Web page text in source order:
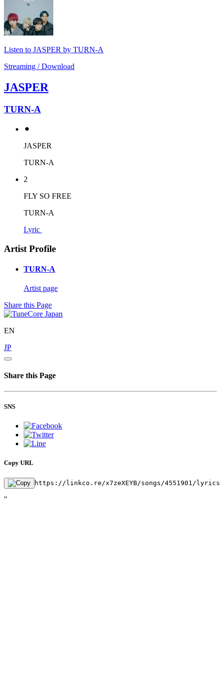
Listen to JASPER by TURN-A
Streaming / Download
JASPER
TURN-A
⚫︎
JASPER
TURN-A
2
FLY SO FREE
TURN-A
Lyric
Artist Profile
TURN-A
Artist page
Share this Page
EN
JP
Share this Page
SNS
Copy URL
https://linkco.re/x7zeXEYB/songs/4551901/
"